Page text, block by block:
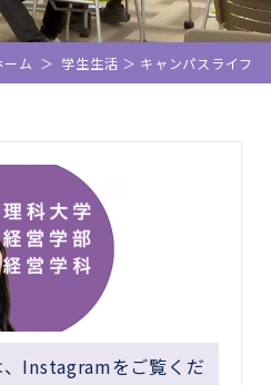
ーム ＞ 学生生活 ＞ キャンパスライフ
Instagramをご覧くだ